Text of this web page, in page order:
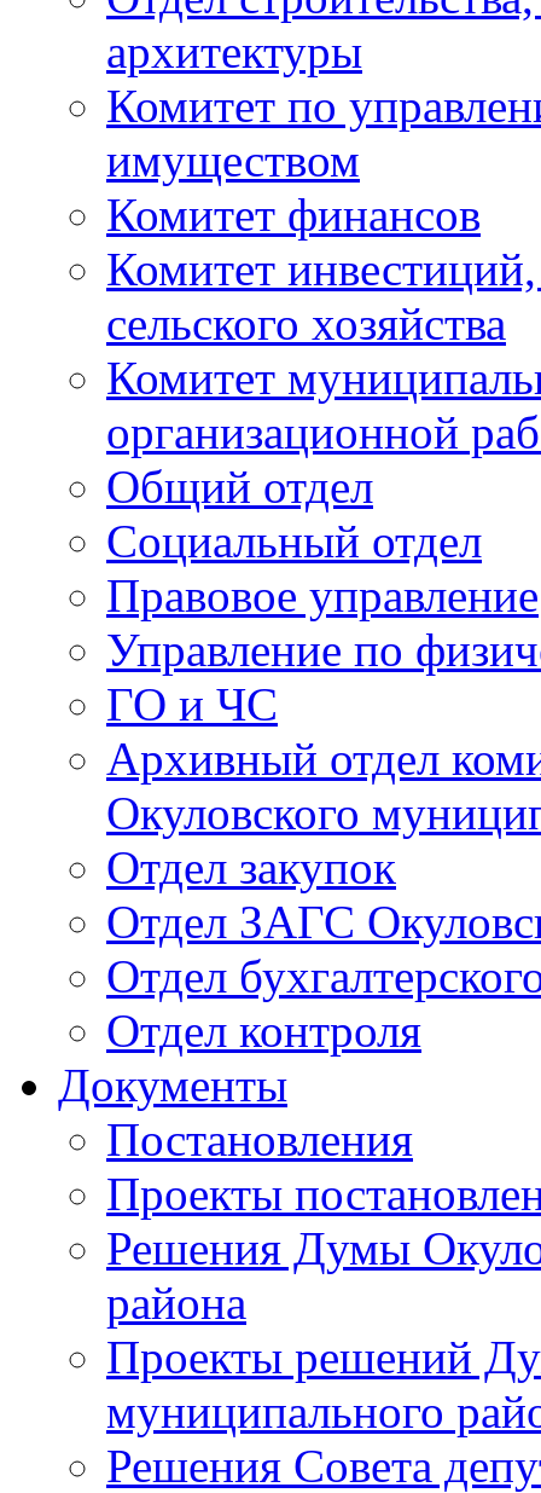
архитектуры
Комитет по
имуществом
Комитет финансов
Комитет
сельского хозяйства
Комитет
организационной
Общий отдел
Социальный отдел
Правовое управление
Управление по
ГО и ЧС
Архивный отдел
Окуловского
Отдел закупок
Отдел ЗАГС
Отдел
Отдел контроля
Документы
Постановления
Проекты
Решения Думы
района
Проекты решений
муниципального
Решения Совета